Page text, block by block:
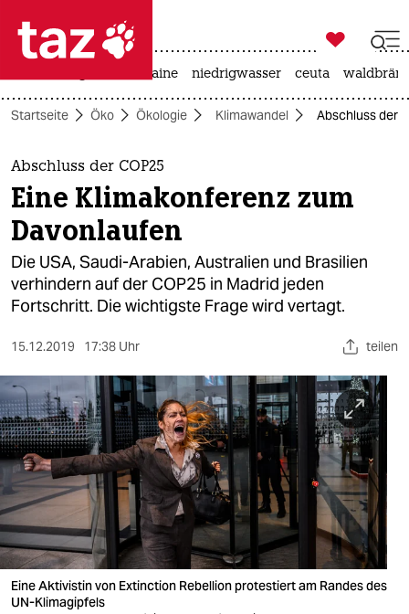
 taz zahl ich
taz zahl ich
themen
politik
öko
gesellschaft
sport
berlin
nord
wahrheit
verlag
verlag
veranstaltungen

taz zahl ich
krieg in der ukraine niedrigwasser ceuta
Startseite Öko Ökologie Klimawandel Abschluss der
Abschluss der COP25
Eine Klimakonferenz zum
Davonlaufen
Die USA, Saudi-Arabien, Australien und Brasilien
verhindern auf der COP25 in Madrid jeden
Fortschritt. Die wichtigste Frage wird vertagt.
15.12.2019 17:38 Uhr teilen
Eine Aktivistin von Extinction Rebellion protestiert am Randes des
UN-Klimagipfels